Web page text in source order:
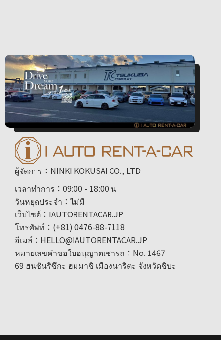
ผู้จัดการ：NINKI KOKUSAI CO., LTD
เวลาทำการ：09:00 - 18:00 น
วันหยุดประจำ：ไม่มี
เว็บไซต์：IAUTORENTACAR.JP
โทรศัพท์：(+81) 0476-88-7118
อีเมล์：HELLO@IAUTORENTACAR.JP
หมายเลขคำขอใบอนุญาตเช่ารถ：No. 1467
69 ฮนซันริซึกะ ฮมมาชิ เมืองนาริตะ จังหวัดชิบะ